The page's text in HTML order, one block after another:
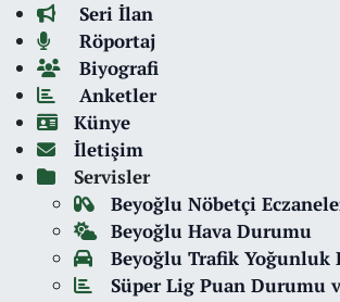
Seri İlan
Röportaj
Biyografi
Anketler
Künye
İletişim
Servisler
Beyoğlu Nöbetçi
Beyoğlu Hava Durumu
Beyoğlu Trafik Yoğunluk
Süper Lig Puan Durumu